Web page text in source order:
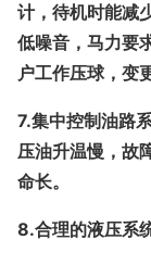
计，待机时能减
低噪音，马力要
户工作压球，变
7.集中控制油路
压油升温慢，故
命长。
8.合理的液压系